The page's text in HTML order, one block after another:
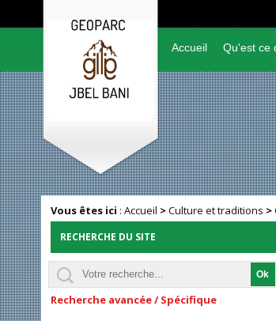
Accueil Qu'est ce
Vous êtes ici :Accueil >Culture et traditions >
RECHERCHE DU SITE
Recherche avancée / Spécifique